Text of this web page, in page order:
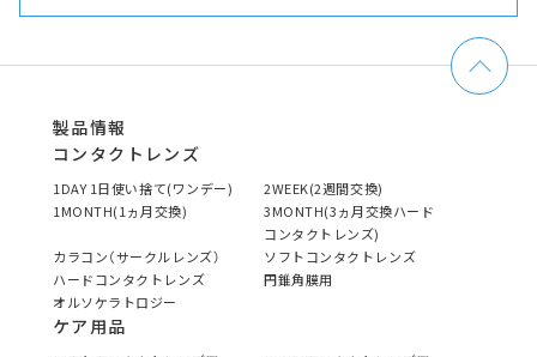
製品情報
コンタクトレンズ
1DAY 1日使い捨て(ワンデー)
2WEEK(2週間交換)
1MONTH(1ヵ月交換)
3MONTH(3ヵ月交換ハード
コンタクトレンズ)
カラコン（サークルレンズ）
ソフトコンタクトレンズ
ハードコンタクトレンズ
円錐角膜用
オルソケラトロジー
ケア用品